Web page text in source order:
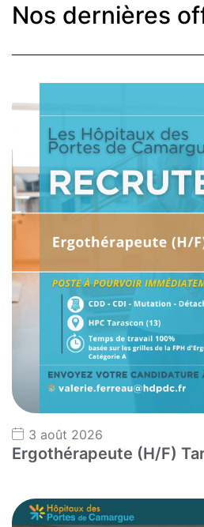
Nos dernières
3 août 2026
Ergothérapeute (H/F)